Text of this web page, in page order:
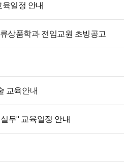
일정 안내
상품학과 전임교원 초빙공고
교육안내
무" 교육일정 안내